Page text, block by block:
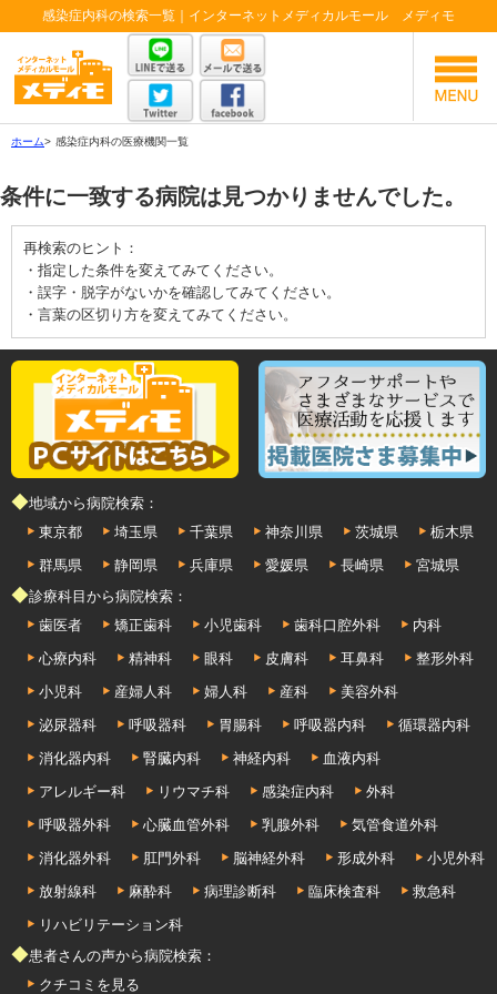
感染症内科の検索一覧｜インターネットメディカルモール メディモ
ホーム> 感染症内科の医療機関一覧
条件に一致する病院は見つかりませんでした。
再検索のヒント：
・指定した条件を変えてみてください。
・誤字・脱字がないかを確認してみてください。
・言葉の区切り方を変えてみてください。
◆地域から病院検索：
東京都
埼玉県 千葉県 神奈川県 茨城県
栃木県
群馬県
静岡県 兵庫県 愛媛県 長崎県
宮城県
◆診療科目から病院検索：
歯医者
矯正歯科 小児歯科 歯科口腔外科
内科
心療内科
精神科 眼科 皮膚科 耳鼻科
整形外科
小児科
産婦人科 婦人科 産科
美容外科
泌尿器科
呼吸器科 胃腸科 呼吸器内科
循環器内科
消化器内科
腎臓内科 神経内科
血液内科
アレルギー科
リウマチ科 感染症内科
外科
呼吸器外科
心臓血管外科 乳腺外科
気管食道外科
消化器外科
肛門外科 脳神経外科 形成外科
小児外科
放射線科
麻酔科 病理診断科 臨床検査科
救急科
リハビリテーション科
◆患者さんの声から病院検索：
クチコミを見る